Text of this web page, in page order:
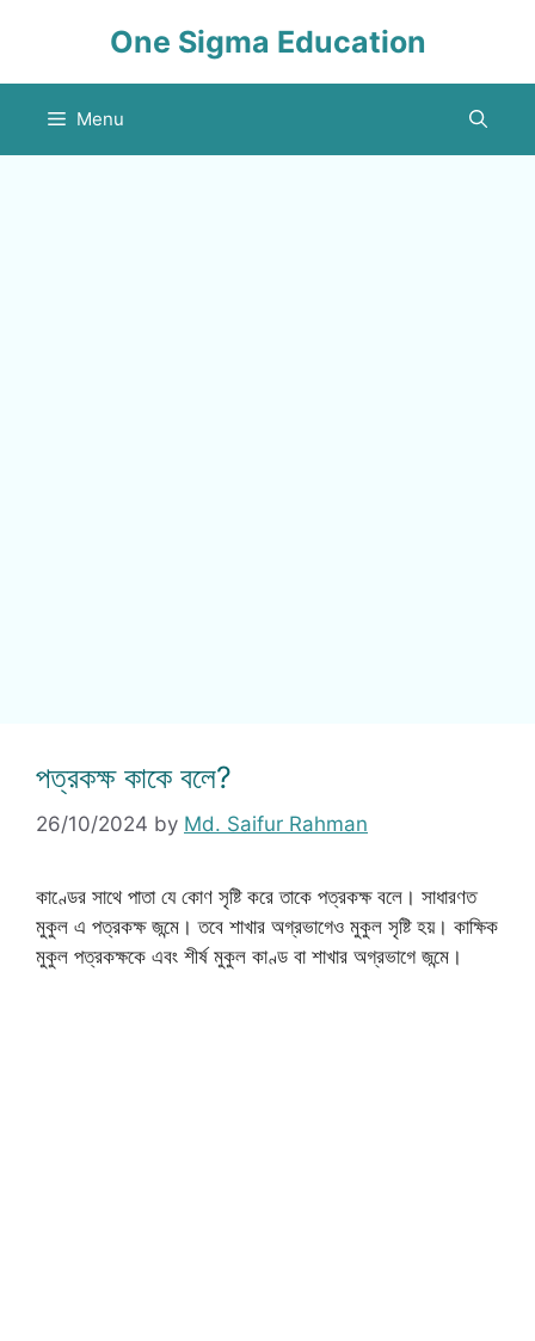
One Sigma Education
Menu
পত্রকক্ষ কাকে বলে?
26/10/2024 by Md. Saifur Rahman
কাণ্ডের সাথে পাতা যে কোণ সৃষ্টি করে তাকে পত্রকক্ষ বলে। সাধারণত
মুকুল এ পত্রকক্ষ জন্মে। তবে শাখার অগ্রভাগেও মুকুল সৃষ্টি হয়। কাক্ষিক
মুকুল পত্রকক্ষকে এবং শীর্ষ মুকুল কাণ্ড বা শাখার অগ্রভাগে জন্মে।